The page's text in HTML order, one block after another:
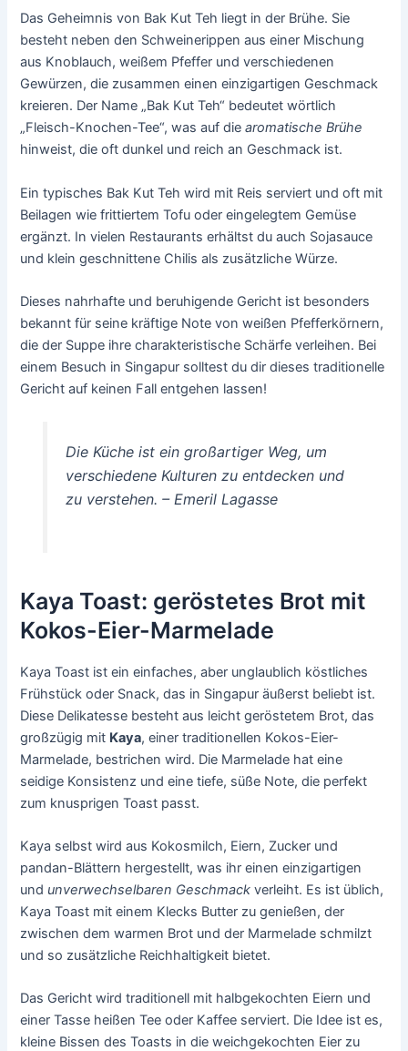
Das Geheimnis von Bak Kut Teh liegt in der Brühe. Sie
besteht neben den Schweinerippen aus einer Mischung
aus Knoblauch, weißem Pfeffer und verschiedenen
Gewürzen, die zusammen einen einzigartigen Geschmack
kreieren. Der Name „Bak Kut Teh“ bedeutet wörtlich
„Fleisch-Knochen-Tee“, was auf diearomatische Brühe
hinweist, die oft dunkel und reich an Geschmack ist.
Ein typisches Bak Kut Teh wird mit Reis serviert und oft mit
Beilagen wie frittiertem Tofu oder eingelegtem Gemüse
ergänzt. In vielen Restaurants erhältst du auch Sojasauce
und klein geschnittene Chilis als zusätzliche Würze.
Dieses nahrhafte und beruhigende Gericht ist besonders
bekannt für seine kräftige Note von weißen Pfefferkörnern,
die der Suppe ihre charakteristische Schärfe verleihen. Bei
einem Besuch in Singapur solltest du dir dieses traditionelle
Gericht auf keinen Fall entgehen lassen!
Die Küche ist ein großartiger Weg, um
verschiedene Kulturen zu entdecken und
zu verstehen. – Emeril Lagasse
Kaya Toast: geröstetes Brot mit
Kokos-Eier-Marmelade
Kaya Toast ist ein einfaches, aber unglaublich köstliches
Frühstück oder Snack, das in Singapur äußerst beliebt ist.
Diese Delikatesse besteht aus leicht geröstetem Brot, das
großzügig mit Kaya, einer traditionellen Kokos-Eier-
Marmelade, bestrichen wird. Die Marmelade hat eine
seidige Konsistenz und eine tiefe, süße Note, die perfekt
zum knusprigen Toast passt.
Kaya selbst wird aus Kokosmilch, Eiern, Zucker und
pandan-Blättern hergestellt, was ihr einen einzigartigen
und unverwechselbaren Geschmack verleiht. Es ist üblich,
Kaya Toast mit einem Klecks Butter zu genießen, der
zwischen dem warmen Brot und der Marmelade schmilzt
und so zusätzliche Reichhaltigkeit bietet.
Das Gericht wird traditionell mit halbgekochten Eiern und
einer Tasse heißen Tee oder Kaffee serviert. Die Idee ist es,
kleine Bissen des Toasts in die weichgekochten Eier zu